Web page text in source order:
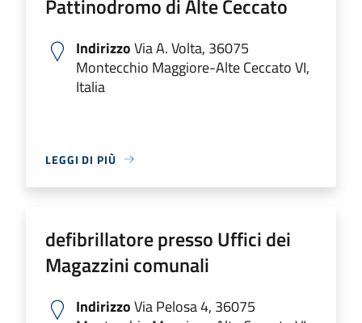
Pattinodromo di Alte Ceccato
IndirizzoVia A. Volta, 36075
Montecchio Maggiore-Alte Ceccato VI,
Italia
LEGGI DI PIÙ
defibrillatore presso Uffici dei
Magazzini comunali
IndirizzoVia Pelosa 4, 36075